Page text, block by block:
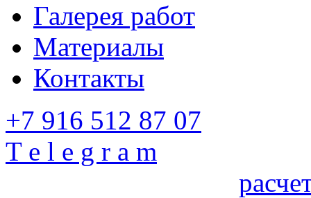
Галерея работ
Материалы
Контакты
+7 916 512 87 07
T e l e g r a m